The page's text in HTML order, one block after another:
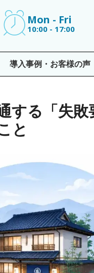
Mon - Fri
10:00 - 17:00
導入事例・お客様の声
する「失
と